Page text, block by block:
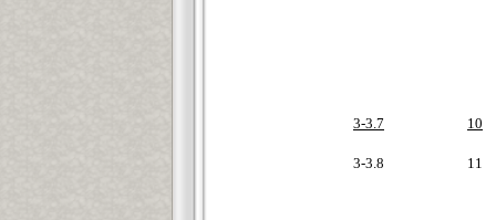
3-3.7 10
3-3.8 11